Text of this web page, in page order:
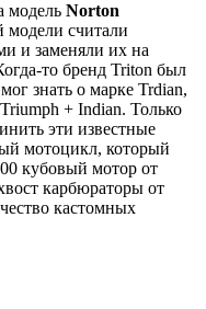
модель Norton
модели считали
и заменяли их на
то бренд Triton был
знать о марке Trdian,
Triumph + Indian. Только
эти известные
мотоцикл, который
кубовый мотор от
карбюраторы от
кастомных